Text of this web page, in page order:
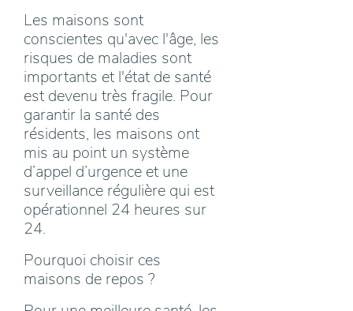
Les maisons sont
conscientes qu'avec l'âge, les
risques de maladies sont
importants et l'état de santé
est devenu très fragile. Pour
garantir la santé des
résidents, les maisons ont
mis au point un système
d’appel d’urgence et une
surveillance régulière qui est
opérationnel 24 heures sur
24.
Pourquoi choisir ces
maisons de repos ?